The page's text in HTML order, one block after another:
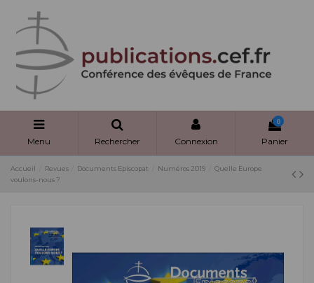
Menu Rechercher Connexion
0
Panier
Accueil Revues Documents Episcopat Numéros 2019
Quelle Europe
voulons-nous ?